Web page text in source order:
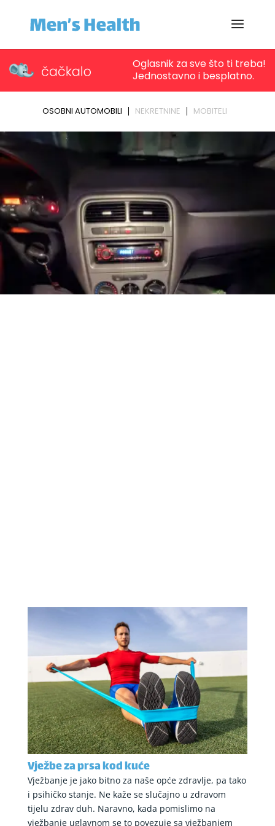
Vježbe za prsa kod kuće
Vježbanje je jako bitno za naše opće zdravlje, pa tako
i psihičko stanje. Ne kaže se slučajno u zdravom
tijelu zdrav duh. Naravno, kada pomislimo na
vježbanje uglavnom se to povezuje sa vježbanjem